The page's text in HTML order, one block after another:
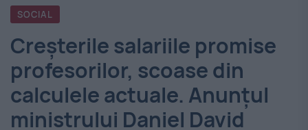
România
-
Evenimentul
Zilei
SOCIAL
Creșterile salariile promise
profesorilor, scoase din
calculele actuale. Anunțul
ministrului Daniel David